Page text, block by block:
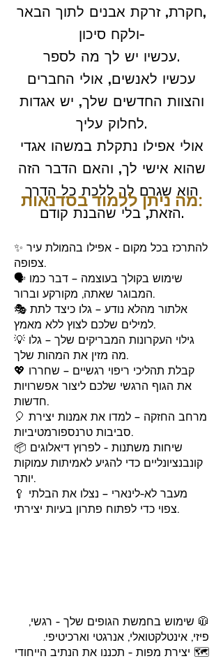
חקרת, זרקת אבנים לתוך הבאר,
ולקח סיכון-
עכשיו יש לך מה לספר.
עכשיו לאנשים, אולי החברים
והצוות החדשים שלך, יש אגדות
לחלוק עליך.
אולי אפילו נתקלת במשהו אגדי
שהוא אישי לך, והאם הדבר הזה
הוא שגרם לך ללכת כל הדרך
הזאת, בלי שהבנת קודם.
מה ניתן ללמוד בסדנאות:
🧥 שימוש בחמשת הגופים שלך - רגשי,
פיזי, אינטלקטואלי, אנרגטי וארכיטיפי.
🗺️ יצירת מפות - תכננו את הנתיב הייחודי
✨ להתרכז בכל מקום - אפילו בהמולת עיר
צפופה.
🗣️ שימוש בקולך בעוצמה – דבר כמו
המבוגר שאתה, מקורקע וברור.
🎭 אלתור מהלא נודע – גלו כיצד לתת
למילים שלכם לצוץ ללא מאמץ.
💡 גילוי העקרונות המבריקים שלך – גלו
מה מזין את המהות שלך.
💖 קבלת תהליכי ריפוי רגשיים – שחררו
את הגוף הרגשי שלכם ליצור אפשרויות
חדשות.
🎈 מרחב החזקה – למדו את אמנות יצירת
סביבות טרנספורמטיביות.
📦 שיחות משתנות - לפרוץ דיאלוגים
קונבנציונליים כדי להגיע לאמיתות עמוקות
יותר.
🥄 מעבר לא-לינארי – נצלו את הבלתי
צפוי כדי לפתוח פתרון בעיות יצירתי.